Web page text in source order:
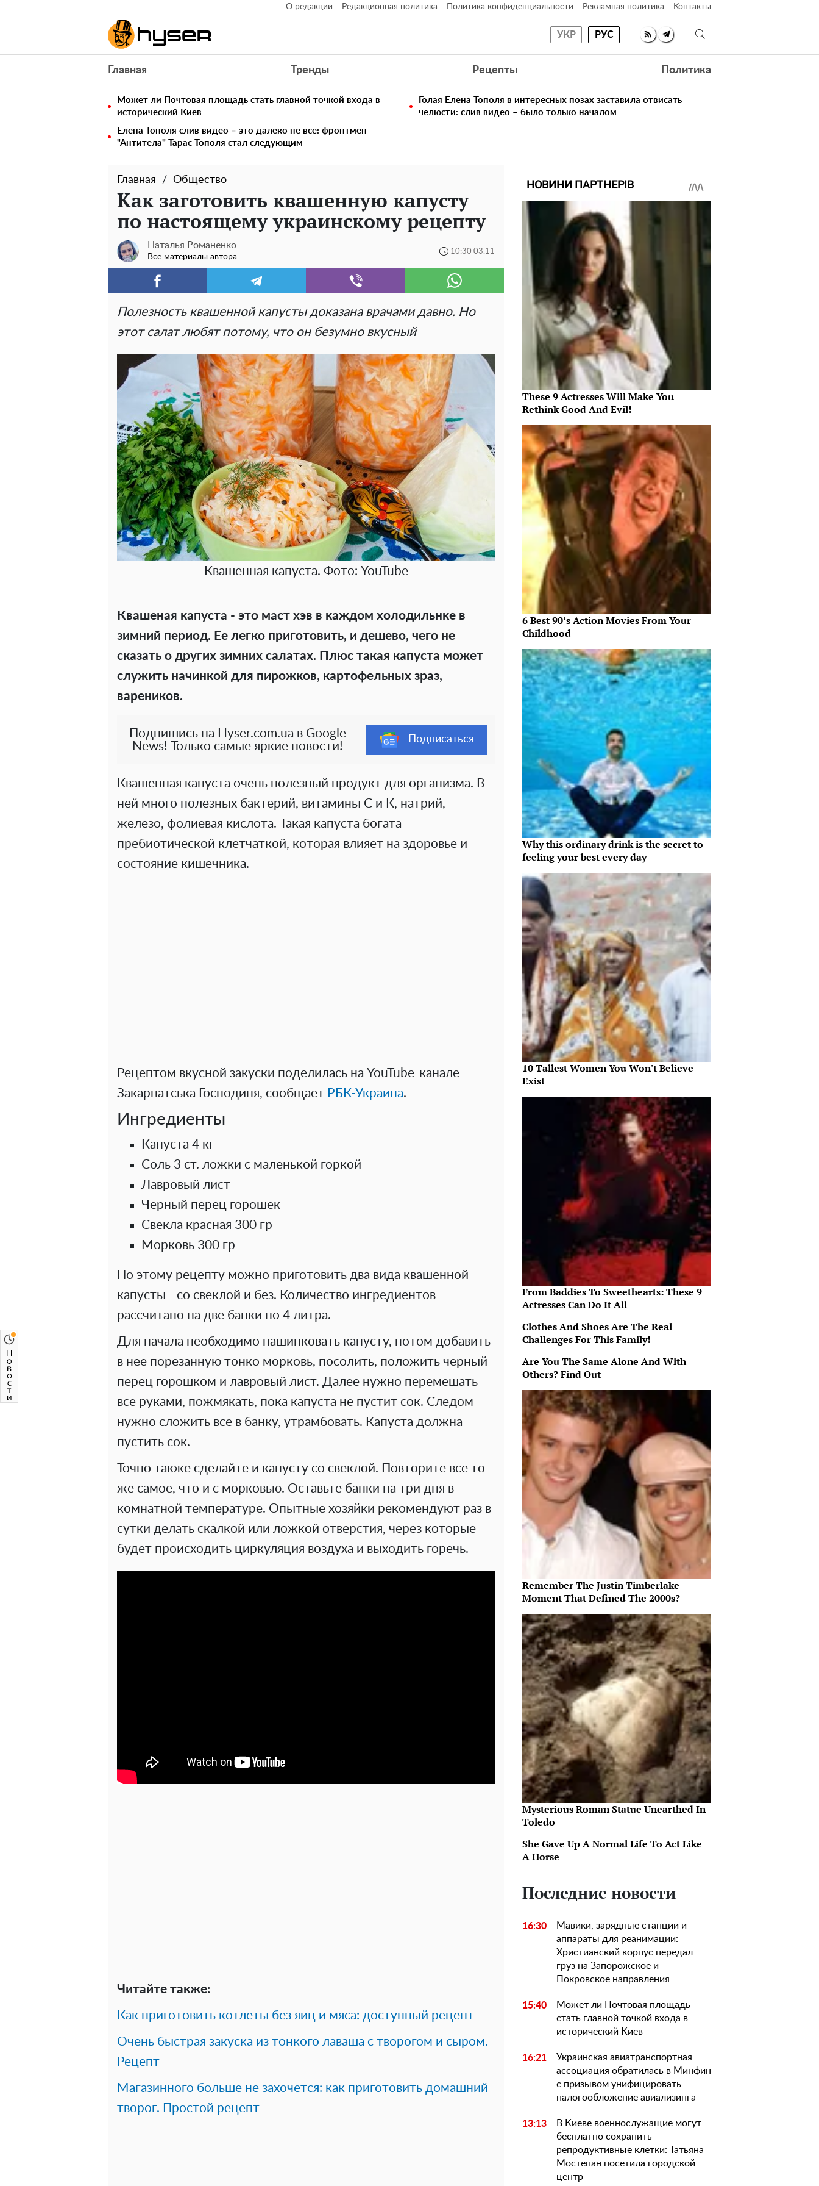
О редакции Редакционная политика Политика конфиденциальности Рекламная политика Контакты
УКР РУС
Главная Тренды Рецепты Политика
Может ли Почтовая площадь стать главной точкой входа в
исторический Киев
Голая Елена Тополя в интересных позах заставила отвисать
челюсти: слив видео – было только началом
Елена Тополя слив видео – это далеко не все: фронтмен
"Антитела" Тарас Тополя стал следующим
Главная Общество
Как заготовить квашенную капусту
по настоящему украинскому рецепту
Наталья Романенко
Все материалы автора
10:30 03.11
Полезность квашенной капусты доказана врачами давно. Но
этот салат любят потому, что он безумно вкусный
Квашенная капуста. Фото: YouTube
Квашеная капуста - это маст хэв в каждом холодильнке в
зимний период. Ее легко приготовить, и дешево, чего не
сказать о других зимних салатах. Плюс такая капуста может
служить начинкой для пирожков, картофельных зраз,
вареников.
Подпишись на Hyser.com.ua в Google
News! Только самые яркие новости!
Подписаться
Квашенная капуста очень полезный продукт для организма. В
ней много полезных бактерий, витамины С и К, натрий,
железо, фолиевая кислота. Такая капуста богата
пребиотической клетчаткой, которая влияет на здоровье и
состояние кишечника.
Рецептом вкусной закуски поделилась на YouTube-канале
Закарпатська Господиня, сообщает РБК-Украина.
Ингредиенты
Капуста 4 кг
Соль 3 ст. ложки с маленькой горкой
Лавровый лист
Черный перец горошек
Свекла красная 300 гр
Морковь 300 гр
По этому рецепту можно приготовить два вида квашенной
капусты - со свеклой и без. Количество ингредиентов
рассчитано на две банки по 4 литра.
Для начала необходимо нашинковать капусту, потом добавить
в нее порезанную тонко морковь, посолить, положить черный
перец горошком и лавровый лист. Далее нужно перемешать
все руками, пожмякать, пока капуста не пустит сок. Следом
нужно сложить все в банку, утрамбовать. Капуста должна
пустить сок.
Точно также сделайте и капусту со свеклой. Повторите все то
же самое, что и с морковью. Оставьте банки на три дня в
комнатной температуре. Опытные хозяйки рекомендуют раз в
сутки делать скалкой или ложкой отверстия, через которые
будет происходить циркуляция воздуха и выходить горечь.
Читайте также:
Как приготовить котлеты без яиц и мяса: доступный рецепт
Очень быстрая закуска из тонкого лаваша с творогом и сыром.
Рецепт
Магазинного больше не захочется: как приготовить домашний
творог. Простой рецепт
НОВИНИ ПАРТНЕРІВ
These 9 Actresses Will Make You
Rethink Good And Evil!
6 Best 90’s Action Movies From Your
Childhood
Why this ordinary drink is the secret to
feeling your best every day
10 Tallest Women You Won't Believe
Exist
From Baddies To Sweethearts: These 9
Actresses Can Do It All
Clothes And Shoes Are The Real
Challenges For This Family!
Are You The Same Alone And With
Others? Find Out
Remember The Justin Timberlake
Moment That Defined The 2000s?
Mysterious Roman Statue Unearthed In
Toledo
She Gave Up A Normal Life To Act Like
A Horse
Последние новости
16:30
Мавики, зарядные станции и
аппараты для реанимации:
Христианский корпус передал
груз на Запорожское и
Покровское направления
15:40
Может ли Почтовая площадь
стать главной точкой входа в
исторический Киев
16:21
Украинская авиатранспортная
ассоциация обратилась в Минфин
с призывом унифицировать
налогообложение авиализинга
13:13
В Киеве военнослужащие могут
бесплатно сохранить
репродуктивные клетки: Татьяна
Мостепан посетила городской
центр